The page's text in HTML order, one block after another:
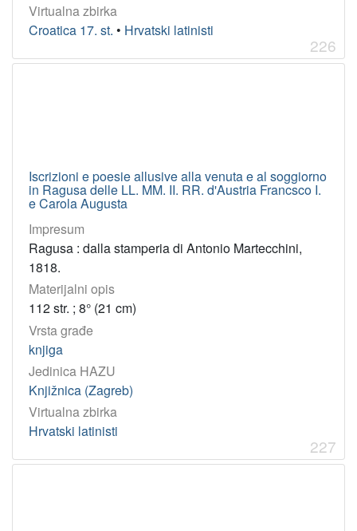
Virtualna zbirka
Croatica 17. st. • Hrvatski latinisti
226
Iscrizioni e poesie allusive alla venuta e al soggiorno
in Ragusa delle LL. MM. II. RR. d'Austria Francsco I.
e Carola Augusta
Impresum
Ragusa : dalla stamperia di Antonio Martecchini,
1818.
Materijalni opis
112 str. ; 8° (21 cm)
Vrsta građe
knjiga
Jedinica HAZU
Knjižnica (Zagreb)
Virtualna zbirka
Hrvatski latinisti
227